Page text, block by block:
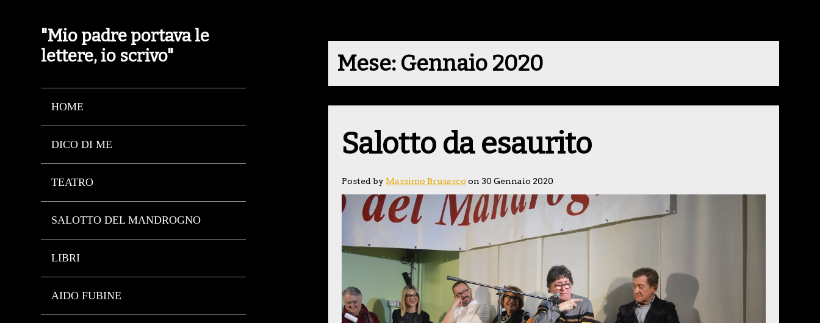
"Mio padre portava le
lettere, io scrivo"
HOME
DICO DI ME
TEATRO
SALOTTO DEL MANDROGNO
LIBRI
AIDO FUBINE
Mese: Gennaio 2020
Salotto da esaurito
Posted by Massimo Brusasco on 30 Gennaio 2020